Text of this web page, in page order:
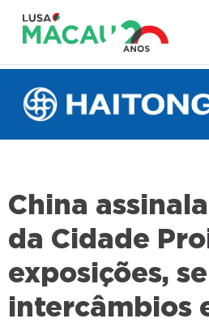
China
da Cidade
exposições,
intercâmbios